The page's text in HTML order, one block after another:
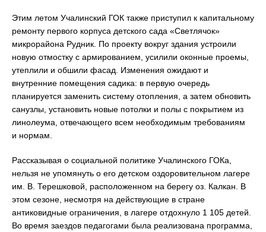
Этим летом Учалинский ГОК также приступил к капитальному
ремонту первого корпуса детского сада «Светлячок»
микрорайона Рудник. По проекту вокруг здания устроили
новую отмостку с армированием, усилили оконные проемы,
утеплили и обшили фасад. Изменения ожидают и
внутренние помещения садика: в первую очередь
планируется заменить систему отопления, а затем обновить
санузлы, установить новые потолки и полы с покрытием из
линолеума, отвечающего всем необходимым требованиям
и нормам.
Рассказывая о социальной политике Учалинского ГОКа,
нельзя не упомянуть о его детском оздоровительном лагере
им. В. Терешковой, расположенном на берегу оз. Калкан. В
этом сезоне, несмотря на действующие в стране
антиковидные ограничения, в лагере отдохнуло 1 105 детей.
Во время заездов педагогами была реализована программа,